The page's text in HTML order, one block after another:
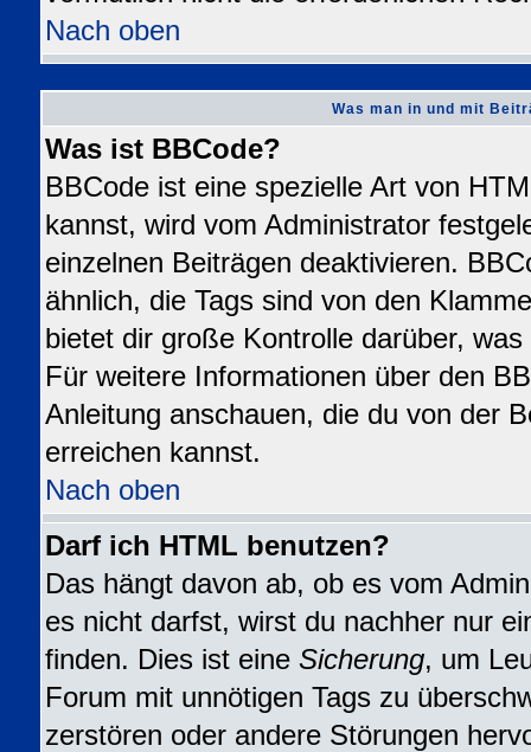
Nach oben
Was man in und mit
Was ist BBCode?
BBCode ist eine spezielle Art von
kannst, wird vom Administrator
einzelnen Beiträgen deaktivieren.
ähnlich, die Tags sind von den
bietet dir große Kontrolle darüber,
Für weitere Informationen über den
Anleitung anschauen, die du von der
erreichen kannst.
Nach oben
Darf ich HTML benutzen?
Das hängt davon ab, ob es vom
es nicht darfst, wirst du nachher nur
finden. Dies ist eine Sicherung, um
Forum mit unnötigen Tags zu
zerstören oder andere Störungen